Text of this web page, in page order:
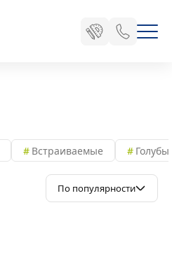
Встраиваемые
По популярности